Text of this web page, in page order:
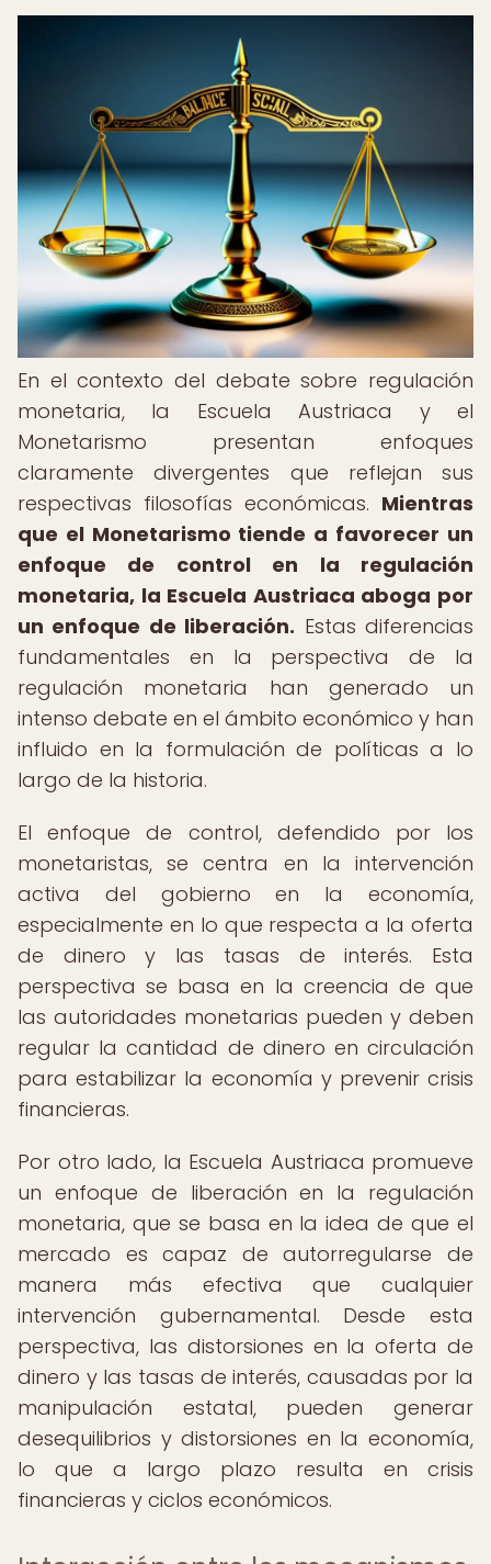
En el contexto del debate sobre regulación
monetaria, la Escuela Austriaca y el
Monetarismo presentan enfoques
claramente divergentes que reflejan sus
respectivas filosofías económicas. Mientras
que el Monetarismo tiende a favorecer un
enfoque de control en la regulación
monetaria, la Escuela Austriaca aboga por
un enfoque de liberación. Estas diferencias
fundamentales en la perspectiva de la
regulación monetaria han generado un
intenso debate en el ámbito económico y han
influido en la formulación de políticas a lo
largo de la historia.
El enfoque de control, defendido por los
monetaristas, se centra en la intervención
activa del gobierno en la economía,
especialmente en lo que respecta a la oferta
de dinero y las tasas de interés. Esta
perspectiva se basa en la creencia de que
las autoridades monetarias pueden y deben
regular la cantidad de dinero en circulación
para estabilizar la economía y prevenir crisis
financieras.
Por otro lado, la Escuela Austriaca promueve
un enfoque de liberación en la regulación
monetaria, que se basa en la idea de que el
mercado es capaz de autorregularse de
manera más efectiva que cualquier
intervención gubernamental. Desde esta
perspectiva, las distorsiones en la oferta de
dinero y las tasas de interés, causadas por la
manipulación estatal, pueden generar
desequilibrios y distorsiones en la economía,
lo que a largo plazo resulta en crisis
financieras y ciclos económicos.